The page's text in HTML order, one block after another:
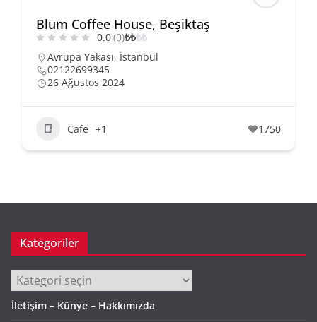
Blum Coffee House, Beşiktaş
0.0(0)₺₺₺₺
Avrupa Yakası, İstanbul
02122699345
26 Ağustos 2024
Cafe +1 1750
Kategoriler
Kategoriler
İletişim – Künye – Hakkımızda